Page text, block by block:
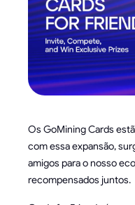
Os GoMining Cards
com essa expansão,
amigos para o nosso
recompensados juntos.